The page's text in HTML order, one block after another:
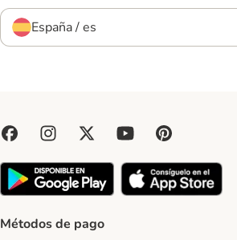
España / es
Métodos de pago